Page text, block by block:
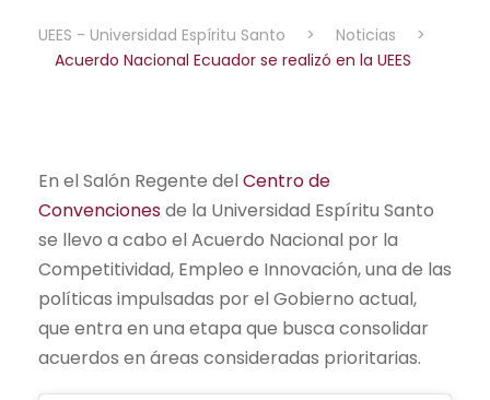
UEES - Universidad Espíritu Santo > Noticias
>
Acuerdo Nacional Ecuador se realizó en la UEES
En el Salón Regente del Centro de
Convencionesde la Universidad Espíritu Santo
se llevo a cabo el Acuerdo Nacional por la
Competitividad, Empleo e Innovación, una de las
políticas impulsadas por el Gobierno actual,
que entra en una etapa que busca consolidar
acuerdos en áreas consideradas prioritarias.